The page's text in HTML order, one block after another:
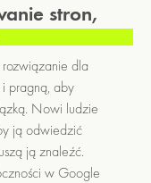
stron,
rozwiązanie dla
i pragną, aby
Nowi ludzie
ją odwiedzić
ją znaleźć.
w Google